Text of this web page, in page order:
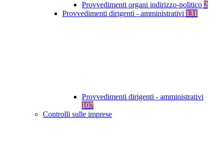
Provvedimenti organi indirizzo-politico 2
Provvedimenti dirigenti - amministrativi 131
Provvedimenti dirigenti - amministrativi
107
Controlli sulle imprese